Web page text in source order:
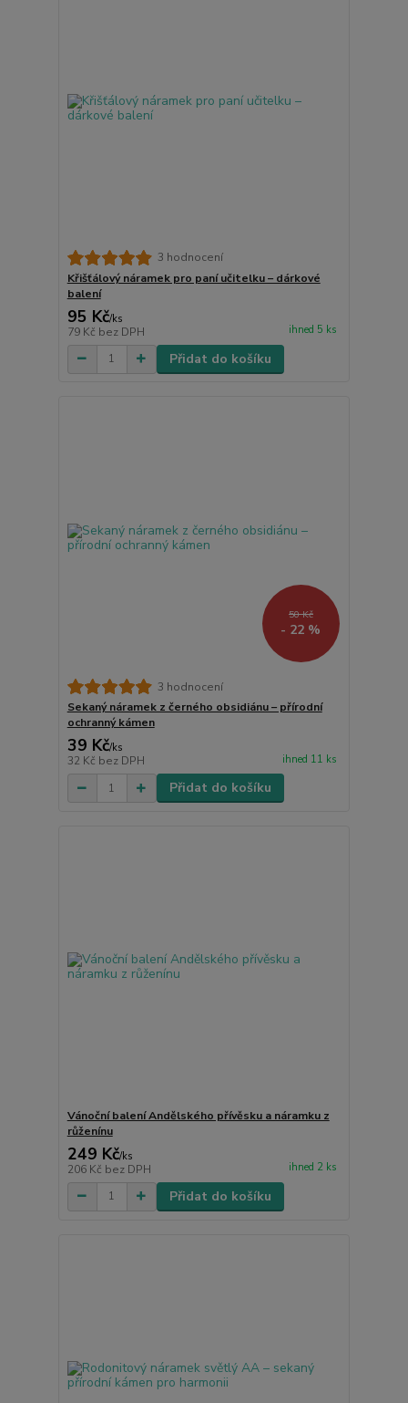
3 hodnocení
Křišťálový náramek pro paní učitelku – dárkové
balení
95 Kč/ks
79 Kč bez DPH ihned 5 ks
Přidat do košíku
50 Kč
- 22 %
3 hodnocení
Sekaný náramek z černého obsidiánu – přírodní
ochranný kámen
39 Kč/ks
32 Kč bez DPH ihned 11 ks
Přidat do košíku
Vánoční balení Andělského přívěsku a náramku z
růženínu
249 Kč/ks
206 Kč bez DPH ihned 2 ks
Přidat do košíku